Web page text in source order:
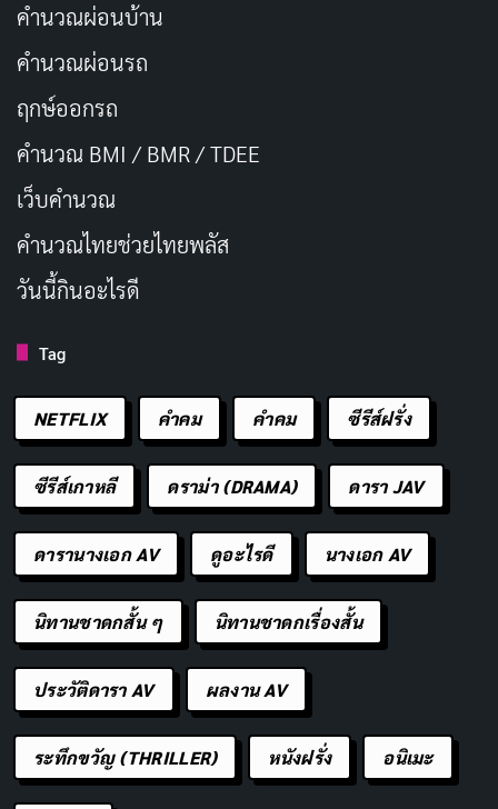
คำนวณผ่อนบ้าน
คำนวณผ่อนรถ
ฤกษ์ออกรถ
คำนวณ BMI / BMR / TDEE
เว็บคํานวณ
คํานวณไทยช่วยไทยพลัส
วันนี้กินอะไรดี
Tag
NETFLIX คำคม คําคม ซีรีส์ฝรั่ง
ซีรีส์เกาหลี ดราม่า (DRAMA) ดารา JAV
ดารานางเอก AV ดูอะไรดี นางเอก AV
นิทานชาดกสั้น ๆ นิทานชาดกเรื่องสั้น
ประวัติดารา AV ผลงาน AV
ระทึกขวัญ (THRILLER) หนังฝรั่ง อนิเมะ